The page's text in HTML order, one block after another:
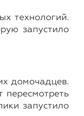
технологий.
запустило
домочадцев.
запустило